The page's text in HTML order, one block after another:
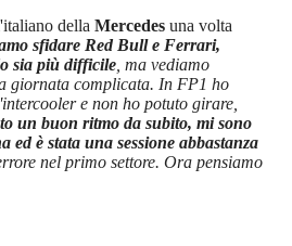
della Mercedes una volta
sfidare Red Bull e Ferrari,
sia più difficile , ma vediamo
giornata complicata. In FP1 ho
e non ho potuto girare,
un buon ritmo da subito, mi sono
ed è stata una sessione abbastanza
nel primo settore. Ora pensiamo